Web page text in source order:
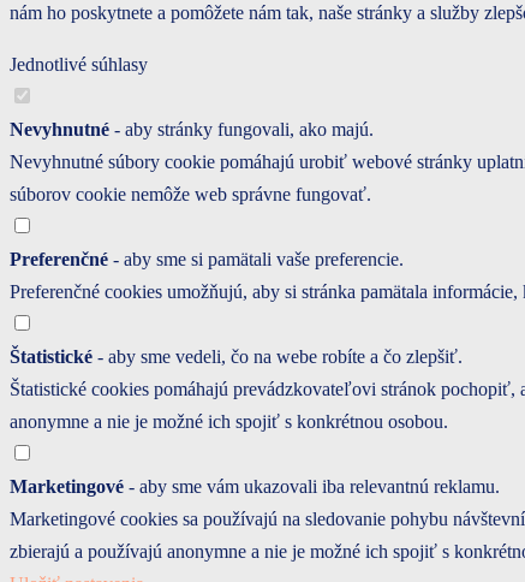
nám ho poskytnete a pomôžete nám tak, naše stránky a služby
Jednotlivé súhlasy
Nevyhnutné - aby stránky fungovali, ako majú.
Nevyhnutné súbory cookie pomáhajú urobiť webové stránky
súborov cookie nemôže web správne fungovať.
Preferenčné - aby sme si pamätali vaše preferencie.
Preferenčné cookies umožňujú, aby si stránka pamätala
Štatistické - aby sme vedeli, čo na webe robíte a čo zlepšiť.
Štatistické cookies pomáhajú prevádzkovateľovi stránok
anonymne a nie je možné ich spojiť s konkrétnou osobou.
Marketingové - aby sme vám ukazovali iba relevantnú reklamu.
Marketingové cookies sa používajú na sledovanie pohybu
zbierajú a používajú anonymne a nie je možné ich spojiť s